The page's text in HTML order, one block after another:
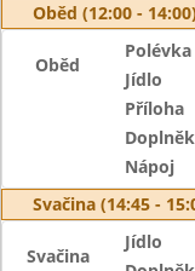
Oběd (12:00 -
Oběd
Polévka
Jídlo
Příloha
Doplněk
Nápoj
Svačina (14:45 -
Svačina
Jídlo